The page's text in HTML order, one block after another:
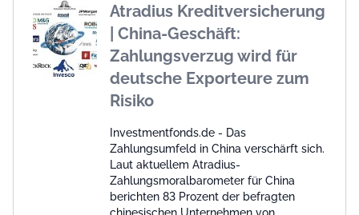
Atradius Kreditversicherung
| China-Geschäft:
Zahlungsverzug wird für
deutsche Exporteure zum
Risiko
Investmentfonds.de - Das
Zahlungsumfeld in China verschärft sich.
Laut aktuellem Atradius-
Zahlungsmoralbarometer für China
berichten 83 Prozent der befragten
chinesischen Unternehmen von